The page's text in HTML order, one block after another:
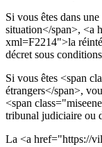
Si vous êtes dans
situation</span>, <a
xml=F2214">la
décret sous
Si vous êtes <span
étrangers</span>,
<span
tribunal judiciaire ou
La <a href="https://